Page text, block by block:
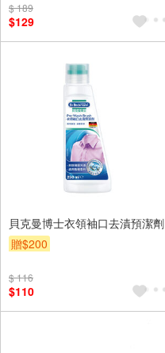
$ 189
$129
貝克曼博士衣領袖口去漬預潔劑
贈$200
$ 116
$110